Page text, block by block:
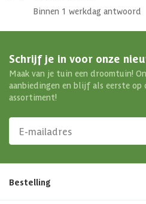
Binnen 1 werkdag antwoord
Schrijf je in voor onze
Maak van je tuin een droomtuin!
aanbiedingen en blijf als eerste op
assortiment!
Bestelling